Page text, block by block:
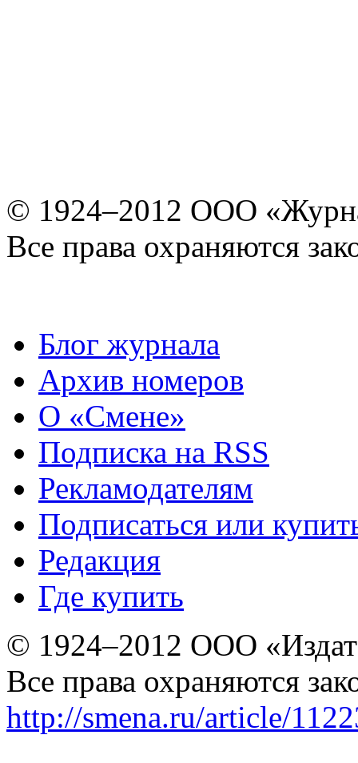
© 1924–2012 ООО
Все права охраняются
Блог журнала
Архив номеров
О «Смене»
Подписка на RSS
Рекламодателям
Подписаться или
Редакция
Где купить
© 1924–2012 ООО
Все права охраняются
http://smena.ru/article/